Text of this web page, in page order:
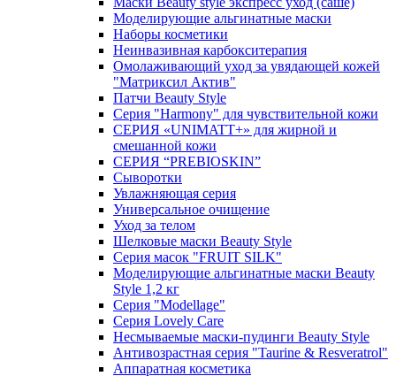
Моделирующие альгинатные маски
Наборы косметики
Неинвазивная карбокситерапия
Омолаживающий уход за увядающей кожей
"Матриксил Актив"
Патчи Beauty Style
Серия "Harmony" для чувствительной кожи
СЕРИЯ «UNIMATT+» для жирной и
смешанной кожи
СЕРИЯ “PREBIOSKIN”
Сыворотки
Увлажняющая серия
Универсальное очищение
Уход за телом
Шелковые маски Beauty Style
Серия масок "FRUIT SILK"
Моделирующие альгинатные маски Beauty
Style 1,2 кг
Серия "Modellage"
Cерия Lovely Care
Несмываемые маски-пудинги Beauty Style
Антивозрастная серия "Taurine & Resveratrol"
Аппаратная косметика